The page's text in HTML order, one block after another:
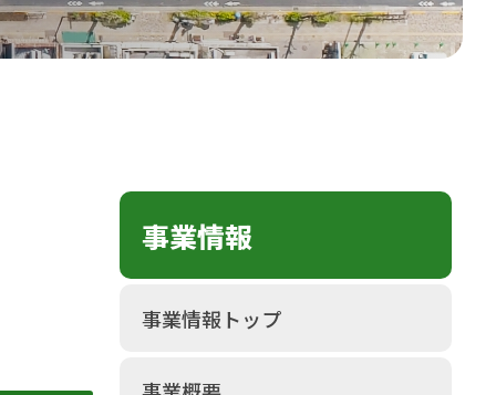
事業情報
事業情報トップ